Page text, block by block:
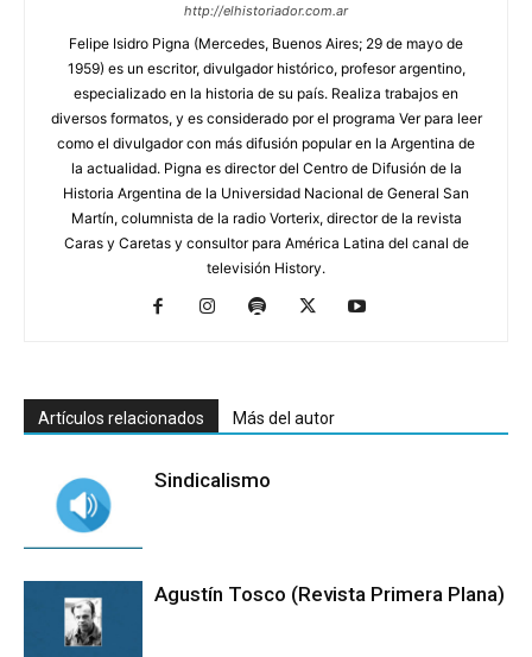
http://elhistoriador.com.ar
Felipe Isidro Pigna (Mercedes, Buenos Aires; 29 de mayo de
1959) es un escritor, divulgador histórico, profesor argentino,
especializado en la historia de su país. Realiza trabajos en
diversos formatos, y es considerado por el programa Ver para leer
como el divulgador con más difusión popular en la Argentina de
la actualidad. Pigna es director del Centro de Difusión de la
Historia Argentina de la Universidad Nacional de General San
Martín, columnista de la radio Vorterix, director de la revista
Caras y Caretas y consultor para América Latina del canal de
televisión History.
Artículos relacionados Más del autor
Sindicalismo
Agustín Tosco (Revista Primera Plana)